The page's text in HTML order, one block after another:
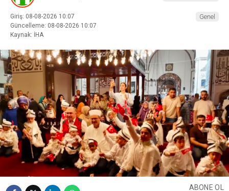
Giriş: 08-08-2026 10:07
Güncelleme: 08-08-2026 10:07
Kaynak: İHA
Genel
ABONE OL